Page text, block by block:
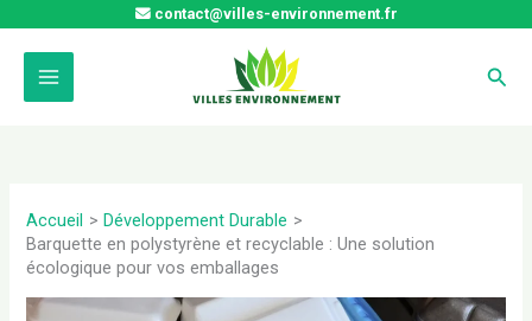
contenu
contact@villes-environnement.fr
Accueil
Développement Durable
Barquette en polystyrène et recyclable : Une solution
écologique pour vos emballages